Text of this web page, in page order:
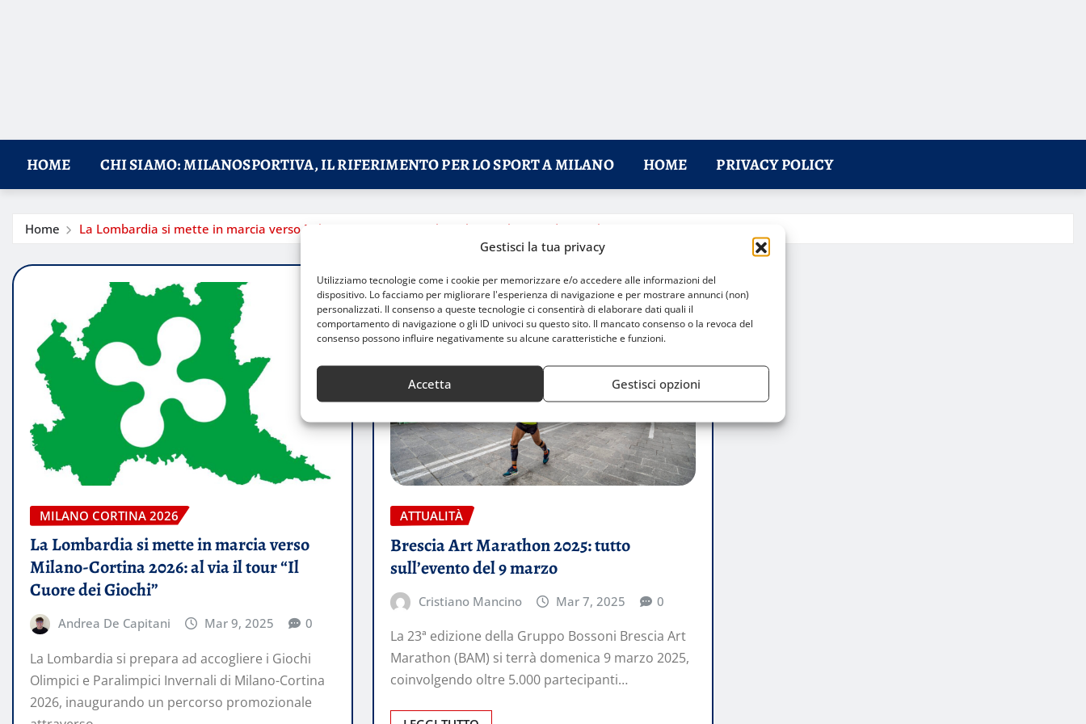
Gestisci la tua privacy
Utilizziamo tecnologie come i cookie per memorizzare e/o accedere alle informazioni del
dispositivo. Lo facciamo per migliorare l'esperienza di navigazione e per mostrare annunci (non)
personalizzati. Il consenso a queste tecnologie ci consentirà di elaborare dati quali il
comportamento di navigazione o gli ID univoci su questo sito. Il mancato consenso o la revoca del
consenso possono influire negativamente su alcune caratteristiche e funzioni.
Accetta Gestisci opzioni
HOME CHI SIAMO: MILANOSPORTIVA, IL RIFERIMENTO PER LO SPORT A MILANO HOME PRIVACY POLICY
Home La Lombardia si mette in marcia verso Milano-Cortina 2026: al via il tour “Il Cuore dei Giochi”
MILANO CORTINA 2026
La Lombardia si mette in marcia verso
Milano-Cortina 2026: al via il tour “Il
Cuore dei Giochi”
Andrea De Capitani Mar 9, 2025 0
La Lombardia si prepara ad accogliere i Giochi
Olimpici e Paralimpici Invernali di Milano-Cortina
2026, inaugurando un percorso promozionale
ATTUALITÀ
Brescia Art Marathon 2025: tutto
sull’evento del 9 marzo
Cristiano Mancino Mar 7, 2025 0
La 23ª edizione della Gruppo Bossoni Brescia Art
Marathon (BAM) si terrà domenica 9 marzo 2025,
coinvolgendo oltre 5.000 partecipanti…